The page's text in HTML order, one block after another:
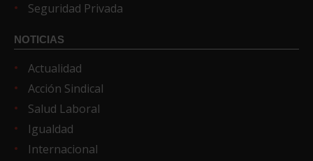
Seguridad Privada
NOTICIAS
Actualidad
Acción Sindical
Salud Laboral
Igualdad
Internacional